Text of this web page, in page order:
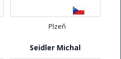
Plzeň
Seidler Michal